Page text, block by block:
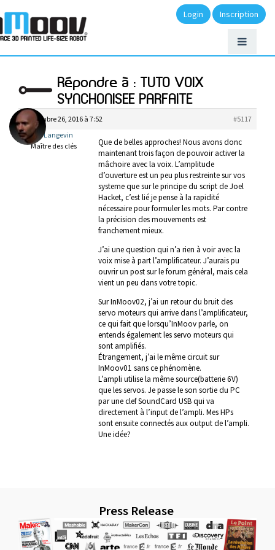
Login Inscription
Répondre à : TUTO VOIX
SYNCHONISEE PARFAITE
septembre 26, 2016 à 7:52
#5117
Gael Langevin
Maître des clés
Que de belles approches! Nous avons donc
maintenant trois façon de pouvoir activer la
mâchoire avec la voix. L’amplitude
d’ouverture est un peu plus restreinte sur vos
systeme que sur le principe du script de Joel
Hacket, c’est lié je pense à la rapidité
nécessaire pour formuler les mots. Par contre
la précision des mouvements est
franchement mieux.
J’ai une question qui n’a rien à voir avec la
voix mise à part l’amplificateur. J’aurais pu
ouvrir un post sur le forum général, mais cela
vient un peu dans votre topic.
Sur InMoov02, j’ai un retour du bruit des
servo moteurs qui arrive dans l’amplificateur,
ce qui fait que lorsqu’InMoov parle, on
entends également les servo moteurs qui
sont amplifiés.
Étrangement, j’ai le même circuit sur
InMoov01 sans ce phénomène.
L’ampli utilise la même source(batterie 6V)
que les servos. Je passe le son sortie du PC
par une clef SoundCard USB qui va
directement à l’input de l’ampli. Mes HPs
sont ensuite connectés aux output de l’ampli.
Une idée?
Press Release